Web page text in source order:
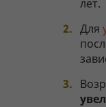
лет.
Для